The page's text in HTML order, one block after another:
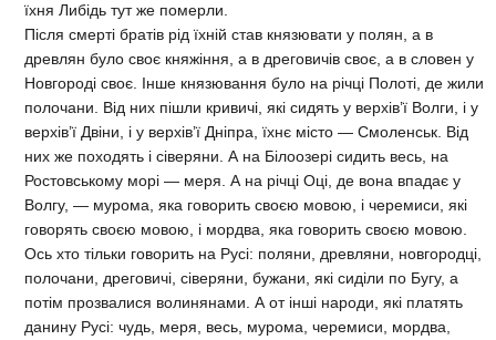
їхня Либідь тут же померли.
Після смерті братів рід їхній став князювати у полян, а в
древлян було своє княжіння, а в дреговичів своє, а в словен у
Новгороді своє. Інше князювання було на річці Полоті, де жили
полочани. Від них пішли кривичі, які сидять у верхів’ї Волги, і у
верхів’ї Двіни, і у верхів’ї Дніпра, їхнє місто — Смоленськ. Від
них же походять і сіверяни. А на Білоозері сидить весь, на
Ростовському морі — меря. А на річці Оці, де вона впадає у
Волгу, — мурома, яка говорить своєю мовою, і черемиси, які
говорять своєю мовою, і мордва, яка говорить своєю мовою.
Ось хто тільки говорить на Русі: поляни, древляни, новгородці,
полочани, дреговичі, сіверяни, бужани, які сиділи по Бугу, а
потім прозвалися волинянами. А от інші народи, які платять
данину Русі: чудь, меря, весь, мурома, черемиси, мордва,